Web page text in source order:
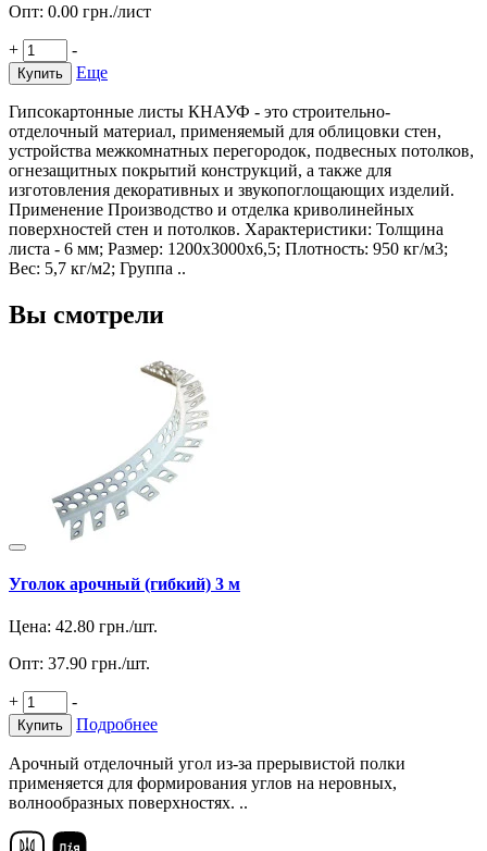
Опт: 0.00 грн./лист
+ -
Купить Еще
Гипсокартонные листы КНАУФ - это строительно-
отделочный материал, применяемый для облицовки стен,
устройства межкомнатных перегородок, подвесных потолков,
огнезащитных покрытий конструкций, а также для
изготовления декоративных и звукопоглощающих изделий.
Применение Производство и отделка криволинейных
поверхностей стен и потолков. Характеристики: Толщина
листа - 6 мм; Размер: 1200х3000х6,5; Плотность: 950 кг/м3;
Вес: 5,7 кг/м2; Группа ..
Вы смотрели
Уголок арочный (гибкий) 3 м
Цена: 42.80 грн./шт.
Опт: 37.90 грн./шт.
+ -
Купить Подробнее
Арочный отделочный угол из-за прерывистой полки
применяется для формирования углов на неровных,
волнообразных поверхностях. ..